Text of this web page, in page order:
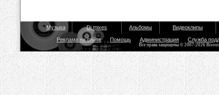
Музыка Dj mixes Альбомы Видеоклипы
Реклама на сайте Помощь Администрация Служба
Все права защищены © 2007-2026